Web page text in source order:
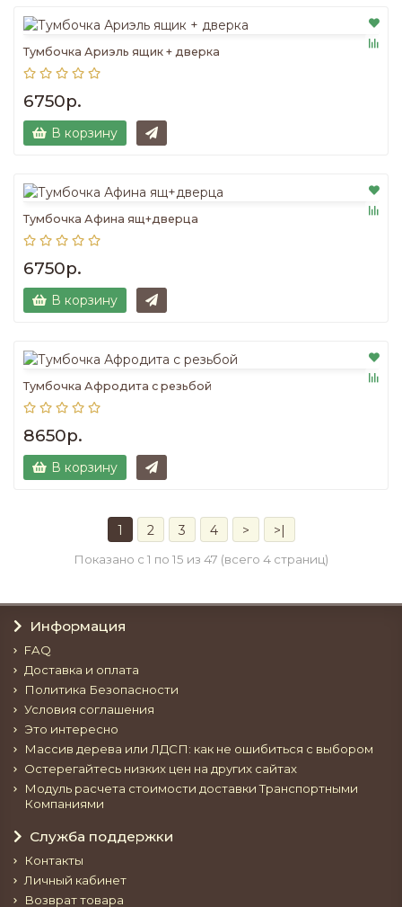
Тумбочка Ариэль ящик + дверка
6750р.
В корзину
Тумбочка Афина ящ+дверца
6750р.
В корзину
Тумбочка Афродита с резьбой
8650р.
В корзину
1 2 3 4 > >|
Показано с 1 по 15 из 47 (всего 4 страниц)
Информация
FAQ
Доставка и оплата
Политика Безопасности
Условия соглашения
Это интересно
Массив дерева или ЛДСП: как не ошибиться с выбором
Остерегайтесь низких цен на других сайтах
Модуль расчета стоимости доставки Транспортными
Компаниями
Служба поддержки
Контакты
Личный кабинет
Возврат товара